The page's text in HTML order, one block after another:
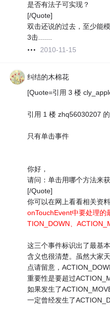
是否有法子可实现？
[/Quote]
双击还说的过去，至少能
3击.......
2010-11-15
纠结的木棉花
[Quote=引用 3 楼
引用 1 楼 zhq56030207
只有单击事件
你好，
请问：单击用哪个方法来
[/Quote]
你可以在网上看看相关资料
onTouchEvent中要处理的
TION_DOWN、
这三个事件标识出了最基
含义也很清楚。虽然大家
点请留意，
重要性是要超过
如果发生了
一定曾经发生了